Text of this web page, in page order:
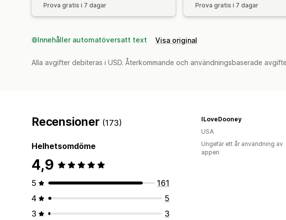
Prova gratis i 7 dagar Prova gratis i 7 dagar
Innehåller automatöversatt text Visa original
Alla avgifter debiteras i USD. Återkommande och användningsbaserade
Recensioner (173)
Helhetsomdöme
4,9
5
161
4
5
3
3
ILoveDooney
USA
Ungefär ett år användning av
appen